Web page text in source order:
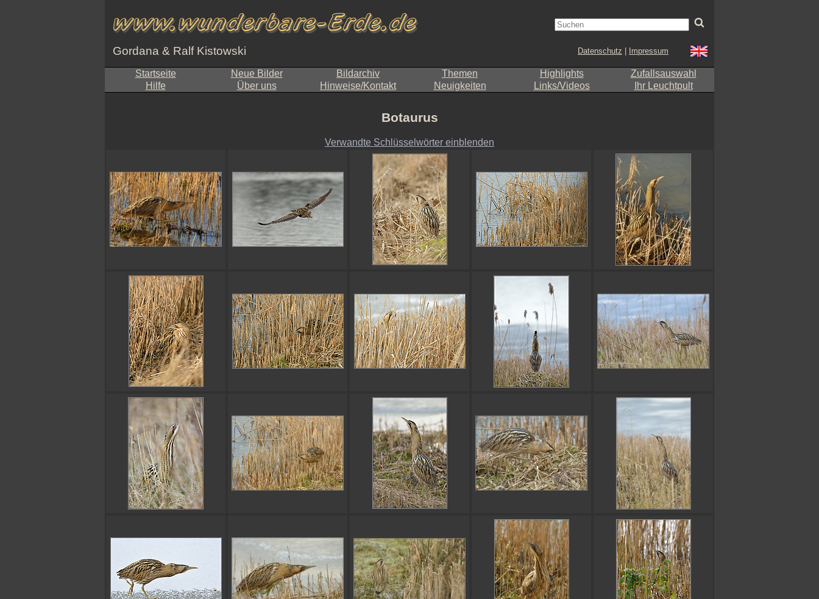
Gordana & Ralf Kistowski Datenschutz Impressum
Startseite Neue Bilder Bildarchiv Themen Highlights
Zufallsauswahl
Hilfe
Über uns Hinweise/Kontakt Neuigkeiten Links/Videos Ihr Leuchtpult
Botaurus
Verwandte Schlüsselwörter einblenden